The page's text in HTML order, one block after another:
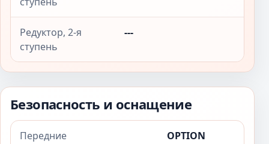
Редуктор, 2-я
ступень
---
Безопасность и оснащение
Передние
OPTION